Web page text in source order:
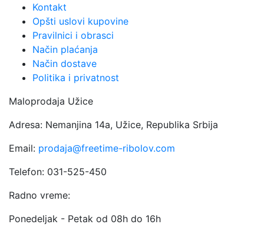
Kontakt
Opšti uslovi kupovine
Pravilnici i obrasci
Način plaćanja
Način dostave
Politika i privatnost
Maloprodaja Užice
Adresa: Nemanjina 14a, Užice, Republika Srbija
Email: prodaja@freetime-ribolov.com
Telefon: 031-525-450
Radno vreme:
Ponedeljak - Petak od 08h do 16h